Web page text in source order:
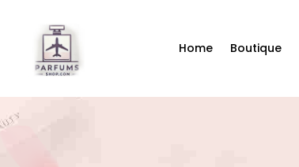
Home Boutique